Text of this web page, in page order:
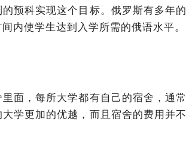
预科实现这个目标。俄罗斯有多年的
内使学生达到入学所需的俄语水平。
面，每所大学都有自己的宿舍，通常
学更加的优越，而且宿舍的费用并不